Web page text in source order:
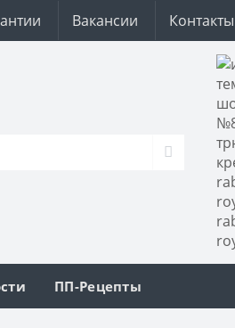
Вакансии Контакты
ПП-Рецепты